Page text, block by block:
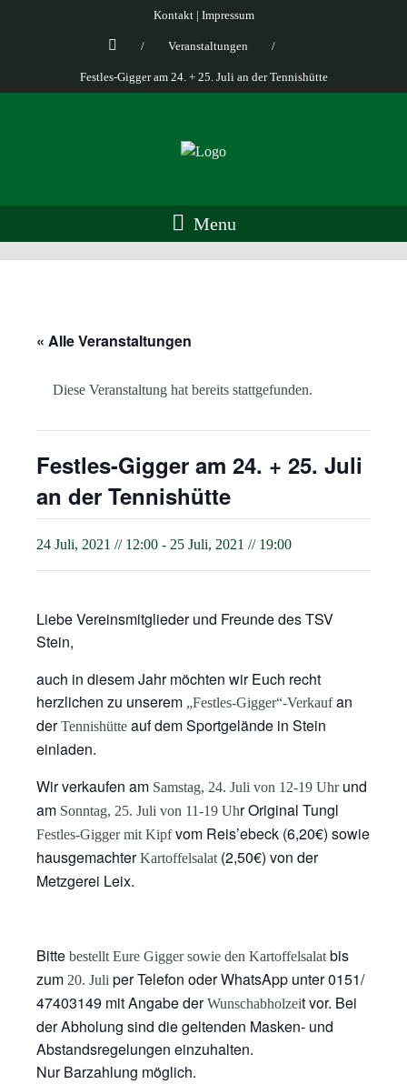
Kontakt| Impressum
/ Veranstaltungen /
Festles-Gigger am 24. + 25. Juli an der Tennishütte
Menu
« Alle Veranstaltungen
Diese Veranstaltung hat bereits stattgefunden.
Festles-Gigger am 24. + 25. Juli
an der Tennishütte
24 Juli, 2021 // 12:00 - 25 Juli, 2021 // 19:00
Liebe Vereinsmitglieder und Freunde des TSV
Stein,
auch in diesem Jahr möchten wir Euch recht
herzlichen zu unserem „Festles-Gigger“-Verkaufan
derTennishütte auf dem Sportgelände in Stein
einladen.
Wir verkaufen am Samstag, 24. Juli von 12-19 Uhrund
am Sonntag, 25. Juli von 11-19 Uhr Original Tungl
Festles-Gigger mit Kipfvom Reis’ebeck (6,20€) sowie
hausgemachterKartoffelsalat(2,50€) von der
Metzgerei Leix.
Bitte bestellt Eure Gigger sowie den Kartoffelsalatbis
zum 20. Juli per Telefon oder WhatsApp unter 0151/
47403149 mit Angabe derWunschabholzeit vor. Bei
der Abholung sind die geltenden Masken- und
Abstandsregelungen einzuhalten.
Nur Barzahlung möglich.